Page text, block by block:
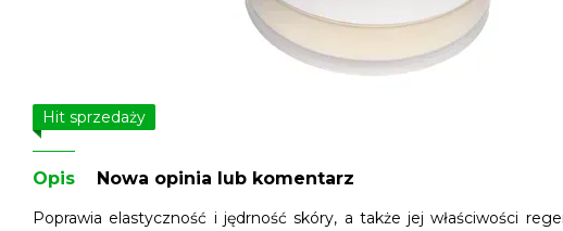
Hit sprzedaży
Opis Nowa opinia lub komentarz
Poprawia elastyczność i jędrność skóry, a także jej właściwości